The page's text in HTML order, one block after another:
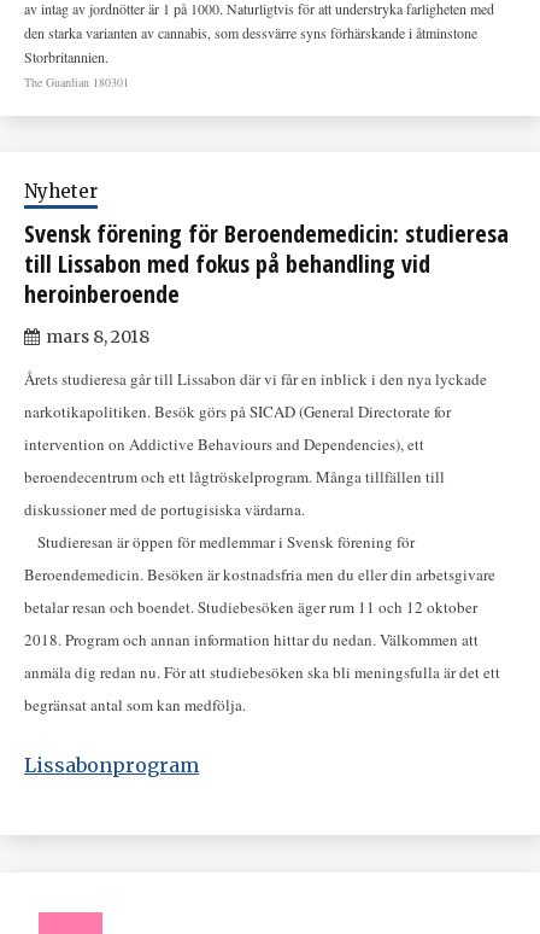
av intag av jordnötter är 1 på 1000. Naturligtvis för att understryka farligheten med
den starka varianten av cannabis, som dessvärre syns förhärskande i åtminstone
Storbritannien.
The Guardian 180301
Nyheter
Svensk förening för Beroendemedicin: studieresa
till Lissabon med fokus på behandling vid
heroinberoende
mars 8, 2018
Årets studieresa går till Lissabon där vi får en inblick i den nya lyckade
narkotikapolitiken. Besök görs på SICAD (General Directorate for
intervention on Addictive Behaviours and Dependencies), ett
beroendecentrum och ett lågtröskelprogram. Många tillfällen till
diskussioner med de portugisiska värdarna.
Studieresan är öppen för medlemmar i Svensk förening för
Beroendemedicin. Besöken är kostnadsfria men du eller din arbetsgivare
betalar resan och boendet. Studiebesöken äger rum 11 och 12 oktober
2018. Program och annan information hittar du nedan. Välkommen att
anmäla dig redan nu. För att studiebesöken ska bli meningsfulla är det ett
begränsat antal som kan medfölja.
Lissabonprogram